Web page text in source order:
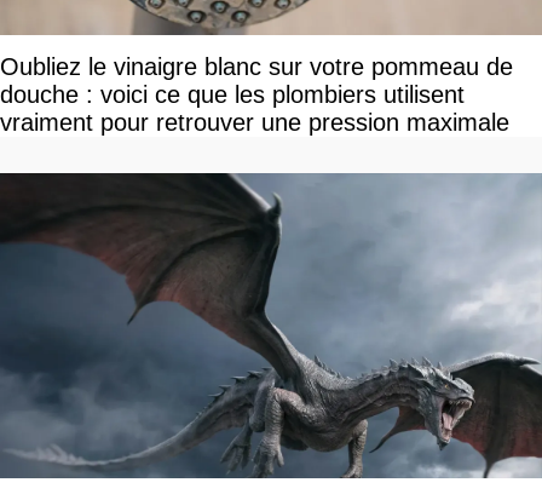
Oubliez le vinaigre blanc sur votre pommeau de
douche : voici ce que les plombiers utilisent
vraiment pour retrouver une pression maximale